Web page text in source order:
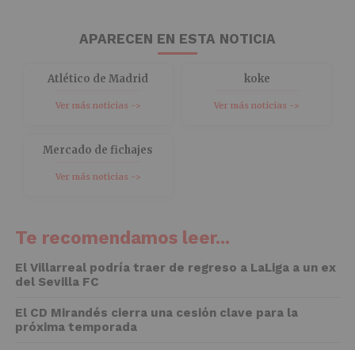
APARECEN EN ESTA NOTICIA
Atlético de Madrid
Ver más noticias ->
koke
Ver más noticias ->
Mercado de fichajes
Ver más noticias ->
Te recomendamos leer...
El Villarreal podría traer de regreso a LaLiga a un ex
del Sevilla FC
El CD Mirandés cierra una cesión clave para la
próxima temporada